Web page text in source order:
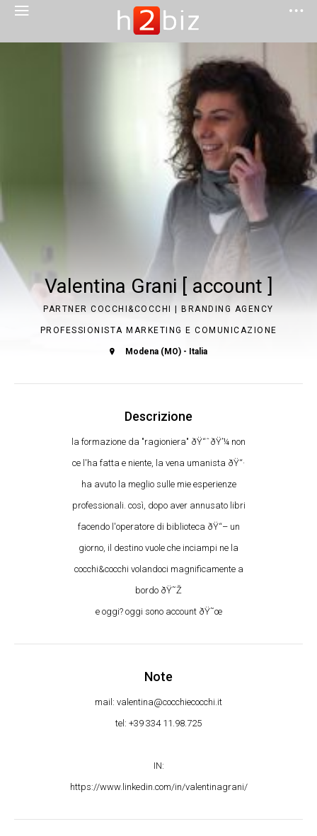
Valentina Grani [ account ]
PARTNER COCCHI&COCCHI | BRANDING AGENCY
PROFESSIONISTA MARKETING E COMUNICAZIONE
Modena (MO) - Italia
Descrizione
la formazione da "ragioniera" ðŸ“ˆðŸ’¼ non
ce l'ha fatta e niente, la vena umanista ðŸ“·
ha avuto la meglio sulle mie esperienze
professionali. così, dopo aver annusato libri
facendo l'operatore di biblioteca ðŸ“– un
giorno, il destino vuole che inciampi ne la
cocchi&cocchi volandoci magnificamente a
bordo ðŸ˜Ž
e oggi? oggi sono account ðŸ˜œ
Note
mail: valentina@cocchiecocchi.it
tel: +39 334 11.98.725
IN:
https://www.linkedin.com/in/valentinagrani/